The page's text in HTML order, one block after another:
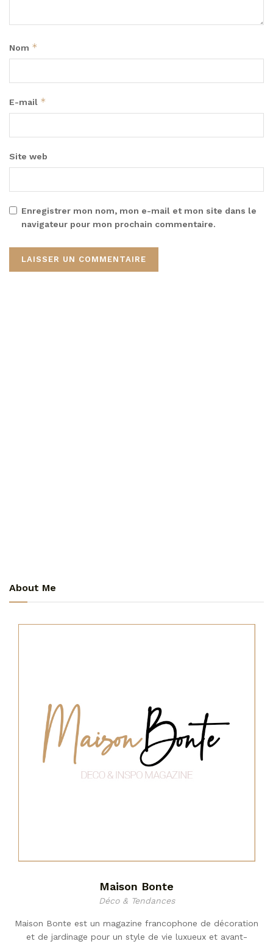
Nom *
E-mail *
Site web
Enregistrer mon nom, mon e-mail et mon site dans le
navigateur pour mon prochain commentaire.
About Me
Maison Bonte
Déco & Tendances
Maison Bonte est un magazine francophone de décoration
et de jardinage pour un style de vie luxueux et avant-